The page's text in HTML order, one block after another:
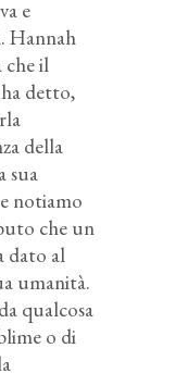
e
Hannah
il
detto,
della
sua
notiamo
che un
dato al
umanità.
qualcosa
o di